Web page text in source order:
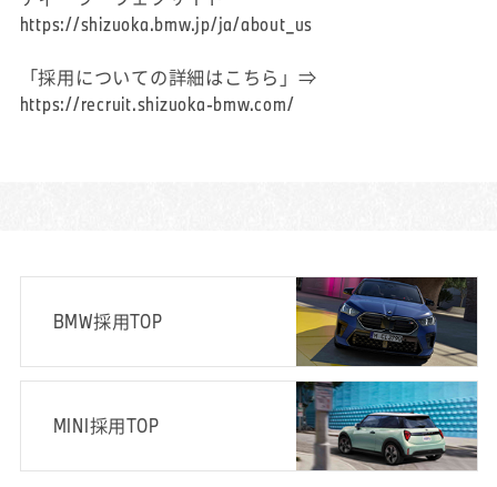
https://shizuoka.bmw.jp/ja/about_us
「採用についての詳細はこちら」⇒
https://recruit.shizuoka-bmw.com/
BMW採用TOP
MINI採用TOP